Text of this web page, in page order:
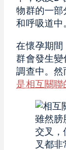
物群的一部
和呼吸道中
在懷孕期間
群會發生變
調查中。然
是相互關聯
雖然膀
交叉，
叉都非